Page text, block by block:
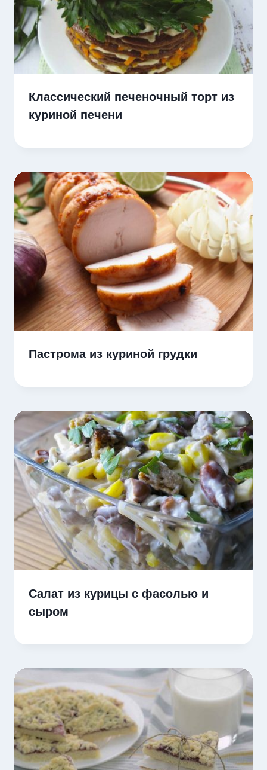
Классический печеночный торт из
куриной печени
Пастрома из куриной грудки
Салат из курицы с фасолью и
сыром